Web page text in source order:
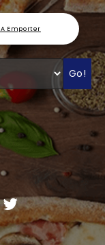
A Emporter
Go!